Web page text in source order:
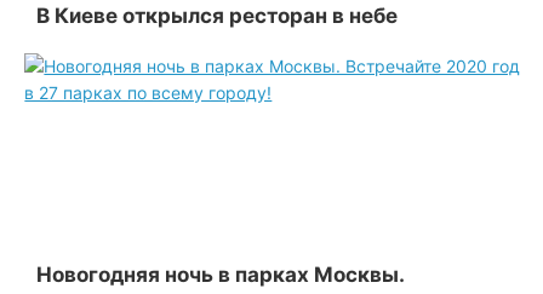
В Киеве открылся ресторан в небе
Новогодняя ночь в парках Москвы.